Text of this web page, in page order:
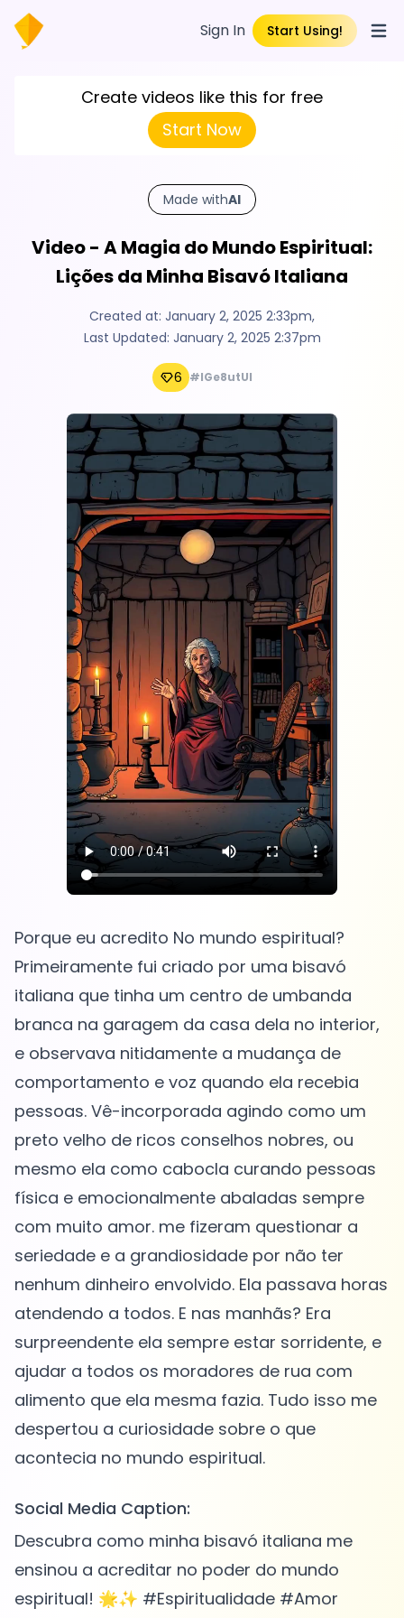
Sign In Start Using!
Create videos like this for free
Start Now
Made withAI
Video - A Magia do Mundo Espiritual:
Lições da Minha Bisavó Italiana
Created at: January 2, 2025 2:33pm,
Last Updated: January 2, 2025 2:37pm
6 #lGe8utUI
Porque eu acredito No mundo espiritual?
Primeiramente fui criado por uma bisavó
italiana que tinha um centro de umbanda
branca na garagem da casa dela no interior,
e observava nitidamente a mudança de
comportamento e voz quando ela recebia
pessoas. Vê-incorporada agindo como um
preto velho de ricos conselhos nobres, ou
mesmo ela como cabocla curando pessoas
física e emocionalmente abaladas sempre
com muito amor. me fizeram questionar a
seriedade e a grandiosidade por não ter
nenhum dinheiro envolvido. Ela passava horas
atendendo a todos. E nas manhãs? Era
surpreendente ela sempre estar sorridente, e
ajudar a todos os moradores de rua com
alimento que ela mesma fazia. Tudo isso me
despertou a curiosidade sobre o que
Social Media Caption:
Descubra como minha bisavó italiana me
ensinou a acreditar no poder do mundo
espiritual! 🌟✨ #Espiritualidade #Amor